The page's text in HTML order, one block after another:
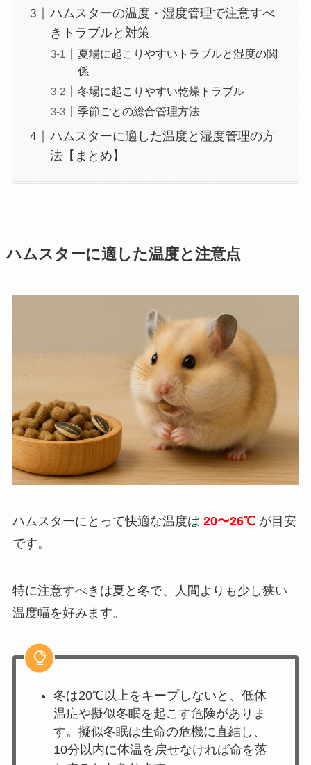
ハムスターの温度・湿度管理で注意すべ
きトラブルと対策
夏場に起こりやすいトラブルと湿度の関
係
冬場に起こりやすい乾燥トラブル
季節ごとの総合管理方法
ハムスターに適した温度と湿度管理の方
法【まとめ】
ハムスターに適した温度と注意点
ハムスターにとって快適な温度は 20〜26℃が目安
です。
特に注意すべきは夏と冬で、人間よりも少し狭い
温度幅を好みます。
冬は20℃以上をキープしないと、低体
温症や擬似冬眠を起こす危険がありま
す。擬似冬眠は生命の危機に直結し、
10分以内に体温を戻せなければ命を落